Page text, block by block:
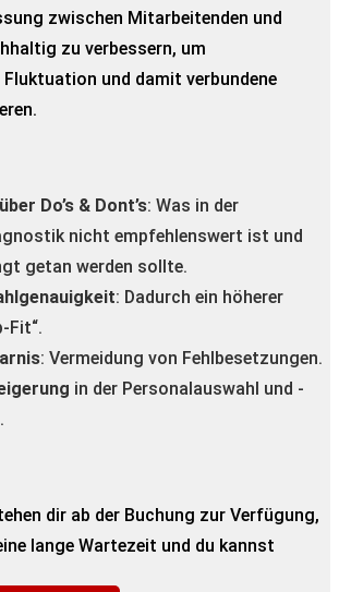
zwischen Mitarbeitenden und
zu verbessern, um
Fluktuation und damit verbundene
Do’s & Dont’s: Was in der
nicht empfehlenswert ist und
getan werden sollte.
: Dadurch ein höherer
Fit“.
: Vermeidung von Fehlbesetzungen.
in der Personalauswahl und -
dir ab der Buchung zur Verfügung,
lange Wartezeit und du kannst